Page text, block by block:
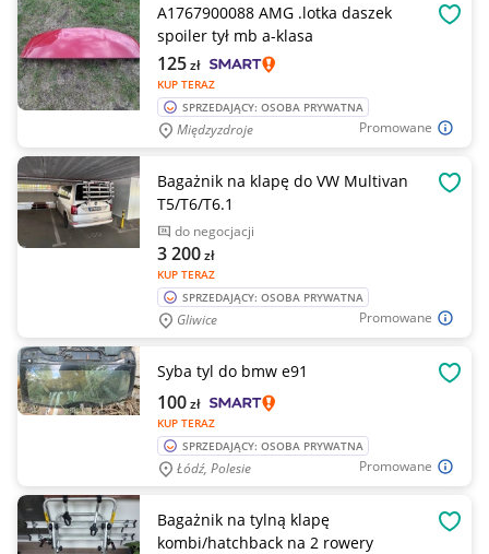
Promowane
A1767900088 AMG .lotka daszek
spoiler tył mb a-klasa
KUP TERAZ
125zł
SPRZEDAJĄCY: OSOBA PRYWATNA
Międzyzdroje
Promowane
Bagażnik na klapę do VW Multivan
T5/T6/T6.1
do negocjacji
KUP TERAZ
3 200zł
SPRZEDAJĄCY: OSOBA PRYWATNA
Gliwice
Promowane
Syba tyl do bmw e91
KUP TERAZ
100zł
SPRZEDAJĄCY: OSOBA PRYWATNA
Łódź, Polesie
Bagażnik na tylną klapę
kombi/hatchback na 2 rowery